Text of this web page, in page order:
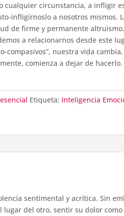
cualquier circunstancia, a infligir
infligírnoslo a nosotros mismos.
de firme y permanente
a relacionarnos desde este
compasivos”, nuestra vida
comienza a dejar de hacerlo.
Etiqueta: Inteligencia
sentimental y acrítica. Sin
lugar del otro, sentir su dolor